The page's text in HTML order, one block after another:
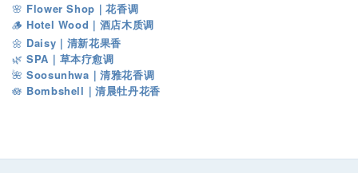
🌸 Flower Shop｜花香调
🪵 Hotel Wood｜酒店木质调
🌼 Daisy｜清新花果香
🌿SPA｜草本疗愈调
🌺Soosunhwa｜清雅花香调
🪷 Bombshell ｜清晨牡丹花香